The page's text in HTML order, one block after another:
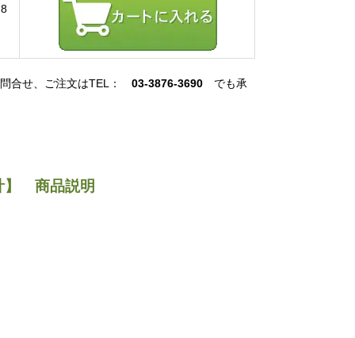
合せ、ご注文はTEL： 03-3876-3690 でも承
】 商品説明